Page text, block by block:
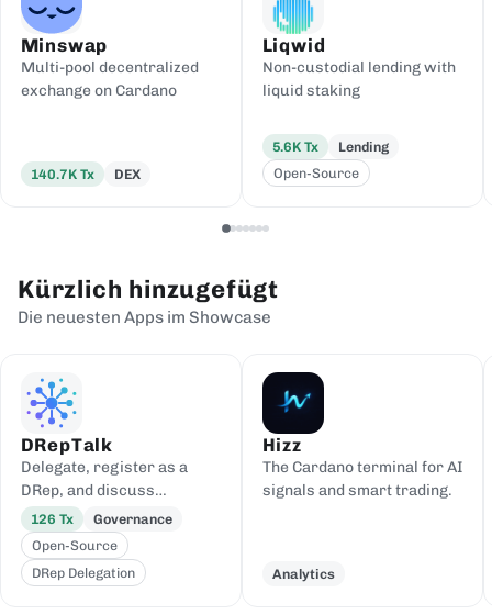
Minswap
Multi-pool decentralized
exchange on Cardano
140.7K Tx DEX
Liqwid
Non-custodial lending with
liquid staking
5.6K Tx
Lending
Open-Source
Kürzlich hinzugefügt
Die neuesten Apps im Showcase
DRepTalk
Delegate, register as a
DRep, and discuss
governance
126 Tx
Governance
Open-Source
DRep Delegation
Hizz
The Cardano terminal for AI
signals and smart trading.
Analytics